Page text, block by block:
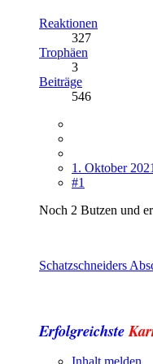
Reaktionen
327
Trophäen
3
Beiträge
546
1. Oktober 2021
#1
Noch 2 Butzen und
Schatzschneiders
Erfolgreichste
Inhalt melden